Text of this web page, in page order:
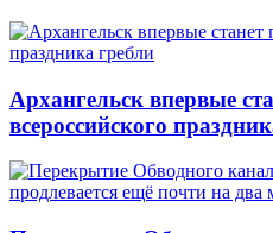
Архангельск впервые
всероссийского